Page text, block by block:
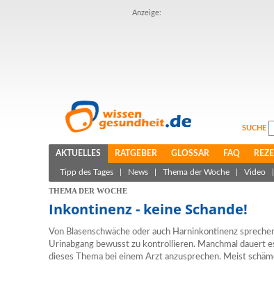
Anzeige:
SUCHE
AKTUELLES RATGEBER GLOSSAR FAQ
Tipp des Tages News Thema der Woche Video
THEMA DER WOCHE
Inkontinenz - keine Schande!
Von Blasenschwäche oder auch Harninkontinenz
Urinabgang bewusst zu kontrollieren. Manchmal dauert
dieses Thema bei einem Arzt anzusprechen. Meist